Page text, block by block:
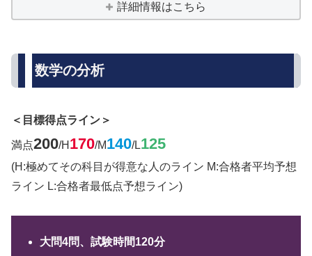
詳細情報はこちら
数学の分析
＜目標得点ライン＞
満点200/H 170/M140/L125
(H:極めてその科目が得意な人のライン M:合格者平均予想
ライン L:合格者最低点予想ライン)
大問4問、試験時間120分